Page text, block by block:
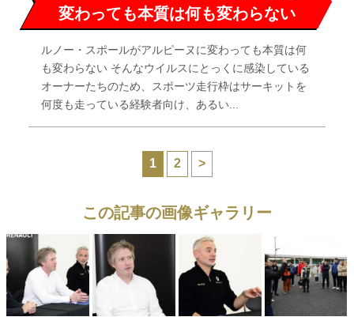
変わっても本質は何も変わらない
ルノー・スポールがアルピーヌに変わっても本質は何
も変わらない そんなウイルスにとっくに感染している
オーナーたちのため、スポーツ走行枠はサーキットを
何度も走っている経験者向け、あるい...
1 2 >
この記事の画像ギャラリー